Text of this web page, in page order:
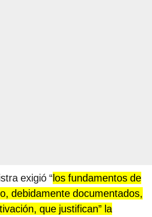
exigió “los fundamentos de
debidamente documentados,
que justifican” la